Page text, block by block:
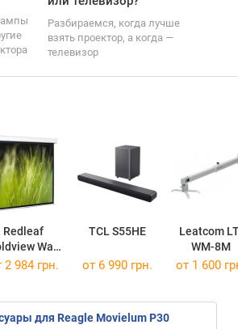
Разбираемся, когда лучше
взять проектор, а когда —
телевизор
Redleaf
Wall
4:3
TCL S55HE
Leatcom
WM-8M
2 984 грн. от 6 990 грн. от 1 600
для Reagle Movielum P30